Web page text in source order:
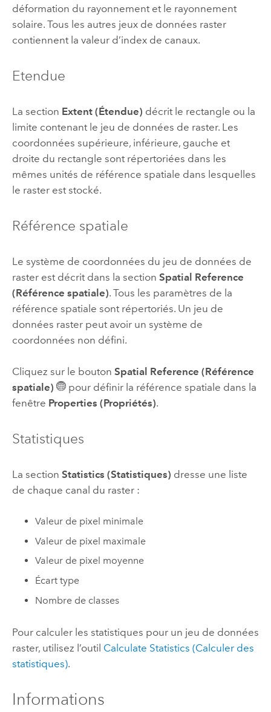
déformation du rayonnement et le rayonnement
solaire. Tous les autres jeux de données raster
contiennent la valeur d’index de canaux.
Etendue
La section Extent (Étendue) décrit le rectangle ou la
limite contenant le jeu de données de raster. Les
coordonnées supérieure, inférieure, gauche et
droite du rectangle sont répertoriées dans les
mêmes unités de référence spatiale dans lesquelles
le raster est stocké.
Référence spatiale
Le système de coordonnées du jeu de données de
raster est décrit dans la section Spatial Reference
(Référence spatiale). Tous les paramètres de la
référence spatiale sont répertoriés. Un jeu de
données raster peut avoir un système de
coordonnées non défini.
Cliquez sur le bouton Spatial Reference (Référence
spatiale)
pour définir la référence spatiale dans la
fenêtre Properties (Propriétés).
Statistiques
La section Statistics (Statistiques) dresse une liste
de chaque canal du raster :
Valeur de pixel minimale
Valeur de pixel maximale
Valeur de pixel moyenne
Écart type
Nombre de classes
Pour calculer les statistiques pour un jeu de données
raster, utilisez l’outil Calculate Statistics (Calculer des
statistiques).
Informations